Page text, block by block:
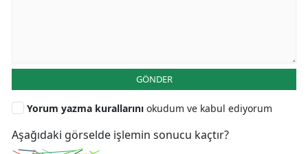
GÖNDER
Yorum yazma kurallarını okudum ve kabul ediyorum
Aşağıdaki görselde işlemin sonucu kaçtır?